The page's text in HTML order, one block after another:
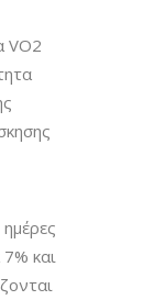
VO2
και